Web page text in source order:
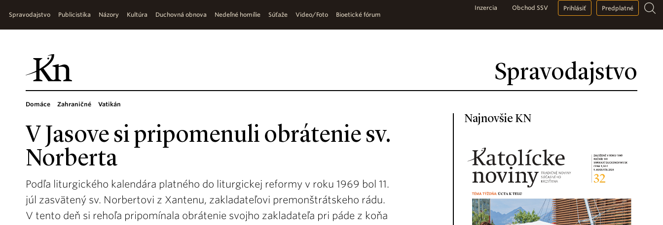
Spravodajstvo
Spravodajstvo Publicistika Názory Kultúra Duchovná obnova Nedeľné homílie Súťaže Video/Foto Bioetické fórum
Inzercia Obchod SSV Prihlásiť Predplatné
Domáce Zahraničné Vatikán
V Jasove si pripomenuli obrátenie sv.
Norberta
Podľa liturgického kalendára platného do liturgickej reformy v roku 1969 bol 11.
júl zasvätený sv. Norbertovi z Xantenu, zakladateľovi premonštrátskeho rádu.
V tento deň si rehoľa pripomínala obrátenie svojho zakladateľa pri páde z koňa
Najnovšie KN